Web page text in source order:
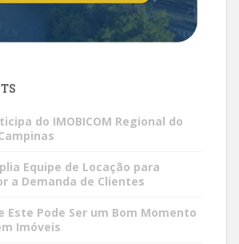
do IMOBICOM Regional do
Equipe de Locação para
a Demanda de Clientes
Este Pode Ser um Bom Momento
Imóveis